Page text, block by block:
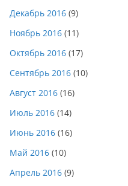
Декабрь 2016 (9)
Ноябрь 2016 (11)
Октябрь 2016 (17)
Сентябрь 2016 (10)
Август 2016 (16)
Июль 2016 (14)
Июнь 2016 (16)
Май 2016 (10)
Апрель 2016 (9)